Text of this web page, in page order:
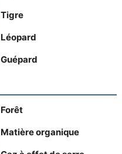
Tigre
Léopard
Guépard
Forêt
Matière organique